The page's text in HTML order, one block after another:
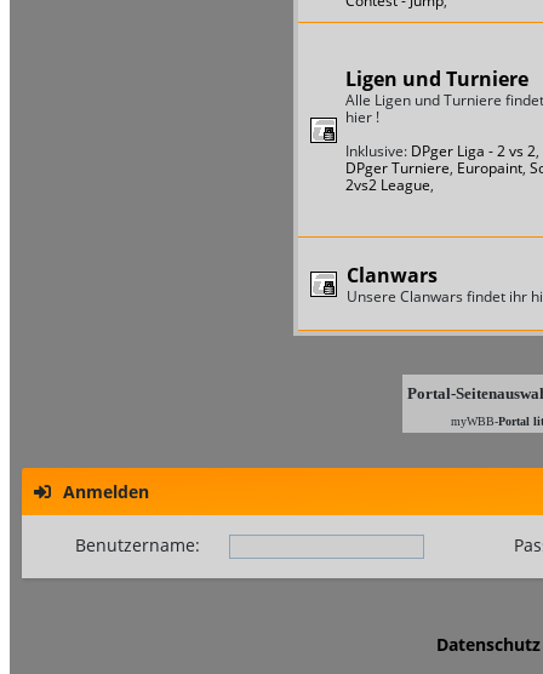
Ligen und Turniere
Alle Ligen und Turniere
hier !
Inklusive: DPger Liga - 2 vs 2,
DPger Turniere, Europaint,
2vs2 League,
Clanwars
Unsere Clanwars findet ihr
Portal-
myWBB-Portal
Anmelden
Benutzername:
Datenschutz